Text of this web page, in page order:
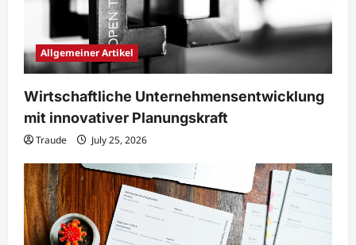
Allgemeiner Artikel
Wirtschaftliche Unternehmensentwicklung
mit innovativer Planungskraft
Traude July 25, 2026